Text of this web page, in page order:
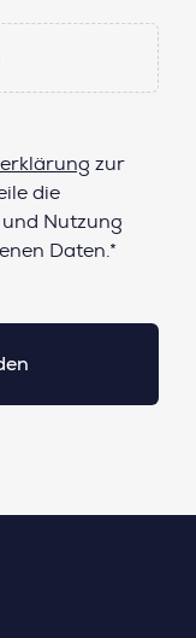
zur
die
Nutzung
Daten.*